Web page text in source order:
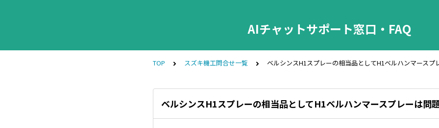
AIチャットサポート窓口・FAQ
TOP スズキ機工問合せ一覧 ベルシンスH1スプレーの相当品としてH1ベルハンマースプ
ベルシンスH1スプレーの相当品としてH1ベルハンマースプレーは問